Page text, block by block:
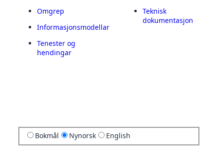
Omgrep
Informasjonsmodellar
Tenester og
hendingar
Teknisk
dokumentasjon
Bokmål Nynorsk English